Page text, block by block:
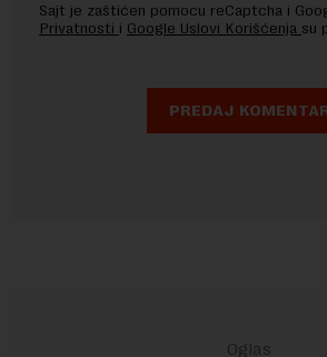
Sajt je zaštićen pomocu reCaptcha i
Privatnosti i Google Uslovi Korišćenja su